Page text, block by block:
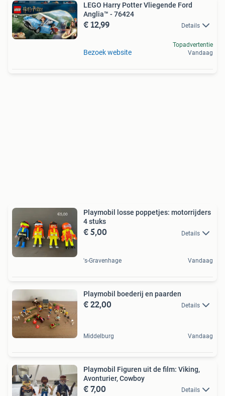
LEGO Harry Potter Vliegende Ford
Anglia™ - 76424
€ 12,99 Details
Bezoek website
Topadvertentie
Vandaag
Playmobil losse poppetjes: motorrijders
4 stuks
€ 5,00 Details
's-Gravenhage Vandaag
Playmobil boederij en paarden
€ 22,00 Details
Middelburg Vandaag
Playmobil Figuren uit de film: Viking,
Avonturier, Cowboy
€ 7,00 Details